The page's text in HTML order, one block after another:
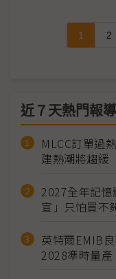
1 2
近７天熱門報導
MLCC訂單過
建熱潮將趨緩
2027全年記
宣」只怕買不
英特爾EMIB
2028準時量產